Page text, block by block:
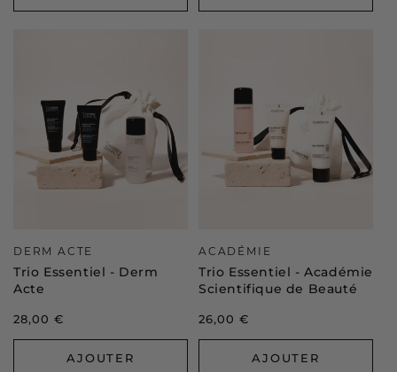
Distributeur :
DERM ACTE
Trio Essentiel - Derm
Acte
Prix
28,00 €
AJOUTER
Distributeur :
ACADÉMIE
Trio Essentiel - Académie
Scientifique de Beauté
Prix
26,00 €
AJOUTER